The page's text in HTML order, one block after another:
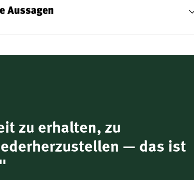
Neuseelands. Seit 1993 arbeitet das
Aussagen
zu erhalten, zu
— das ist